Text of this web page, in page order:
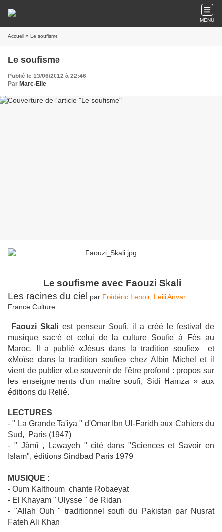
MENU
Accueil » Le soufisme
Le soufisme
Publié le 13/06/2012 à 22:46
Par Marc-Elie
Le soufisme avec Faouzi Skali
Les racines du ciel
par Frédéric Lenoir, Leili Anvar
France Culture
Faouzi Skali est penseur Soufi, il a créé le festival de
musique sacré et celui de la culture Soufie à Fès au
Maroc. Il a publié «Jésus dans la tradition soufie» et
«Moïse dans la tradition soufie» chez Albin Michel et il
vient de publier «Le souvenir de l'être profond : propos sur
les enseignements d'un maître soufi, Sidi Hamza » aux
éditions du Relié.
LECTURES
- " La Grande Ta'iya " d'Omar Ibn Ul-Faridh aux Cahiers du
Sud, Paris (1947)
- " Jâmî , Lawayeh " cité dans "Sciences et Savoir en
Islam", éditions Sindbad Paris 1979
MUSIQUE :
- Oum Kalthoum chante Robaeyat
- El Khayam " Ulysse " de Ridan
- "Allah Ouh " traditionnel soufi du Pakistan par Nusrat
Fateh Ali Khan